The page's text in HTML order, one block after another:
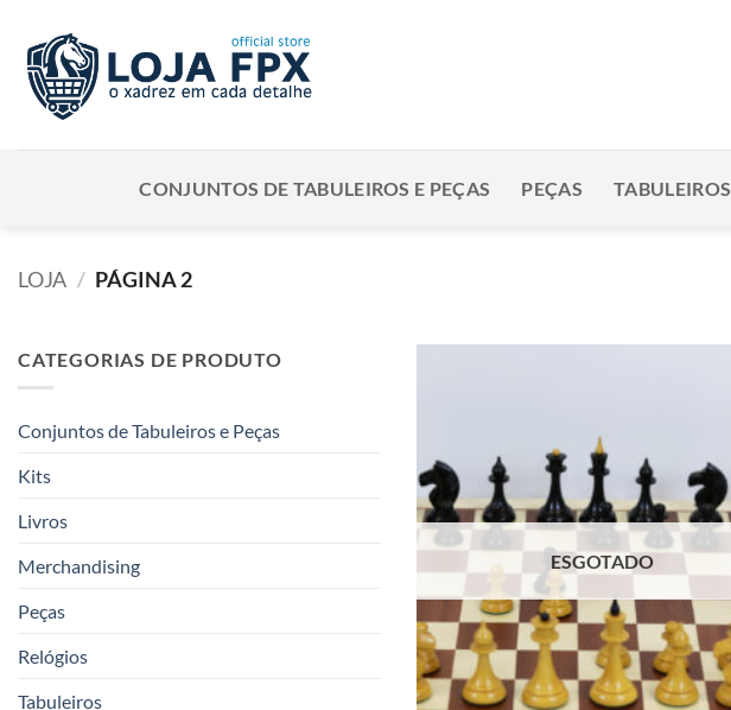
content
CONJUNTOS DE TABULEIROS E PEÇAS PEÇAS TABULEIROS
LOJA / PÁGINA 2
CATEGORIAS DE PRODUTO
Conjuntos de Tabuleiros e Peças
Kits
Livros
Merchandising
Peças
Relógios
Tabuleiros
ESGOTADO